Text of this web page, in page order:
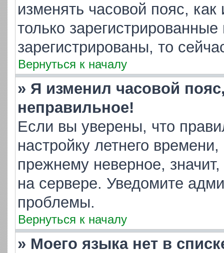
изменять часовой пояс,
только
зарегистрированы, то
Вернуться к началу
» Я изменил часовой
неправильное!
Если вы уверены, что
настройку летнего
прежнему неверное,
на сервере. Уведомите
проблемы.
Вернуться к началу
» Моего языка нет в